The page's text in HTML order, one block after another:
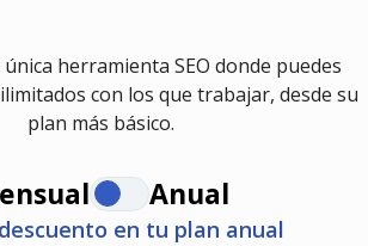
única herramienta SEO donde puedes
con los que trabajar, desde su
plan más básico.
Anual
en tu plan anual